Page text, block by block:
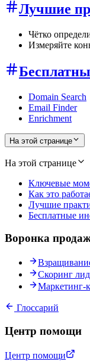
Лучшие
Чётко
Измеряйте
Domain Search
Email Finder
Enrichment
На этой странице
На этой странице
Ключевые
Как это
Лучшие
Бесплатные
Воронка
Скоринг
Маркетинг-
Глоссарий
Центр помощи
Центр помощи